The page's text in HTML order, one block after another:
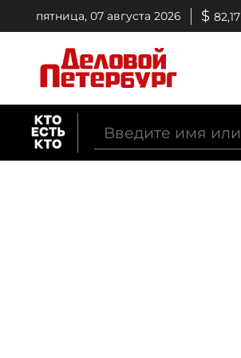
пятница, 07 августа 2026 $ 82,17